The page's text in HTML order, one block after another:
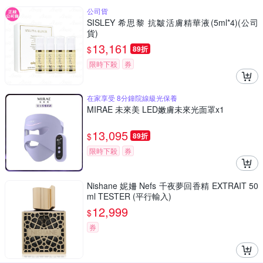
公司貨
SISLEY 希思黎 抗皺活膚精華液(5ml*4)(公司
貨)
$13,161 89折
限時下殺 券
在家享受 8分鐘院線級光保養
MIRAE 未來美 LED嫩膚未來光面罩x1
$13,095 89折
限時下殺 券
Nishane 妮姍 Nefs 千夜夢回香精 EXTRAIT 50
ml TESTER (平行輸入)
$12,999
券